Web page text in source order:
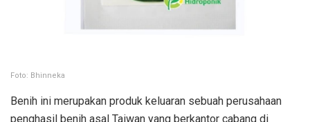
Foto: Bhinneka
Benih ini merupakan produk keluaran sebuah perusahaan
penghasil benih asal Taiwan yang berkantor cabang di